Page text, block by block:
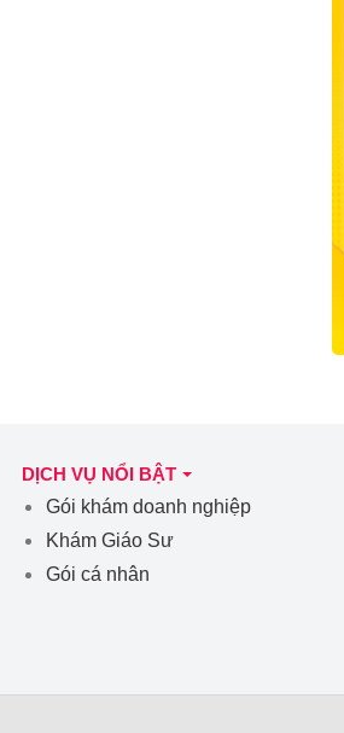
DỊCH VỤ NỔI BẬT
Gói khám doanh nghiệp
Khám Giáo Sư
Gói cá nhân